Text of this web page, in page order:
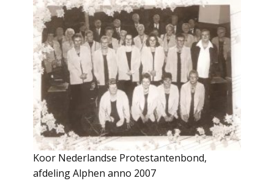
Koor Nederlandse Protestantenbond,
afdeling Alphen anno 2007